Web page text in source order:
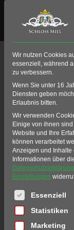
Posted on19.
In
Wir nutzen Cookies
essenziell, während
zu verbessern.
Wenn Sie unter 16
Diensten geben
Erlaubnis bitten.
Wir verwenden
Einige von ihnen
Website und Ihre
können verarbeitet
Anzeigen und Inhalte
Informationen über
Datenschutzerklärung
Einstellungen
Es folgt eine
Essenziell
Statistiken
Marketing